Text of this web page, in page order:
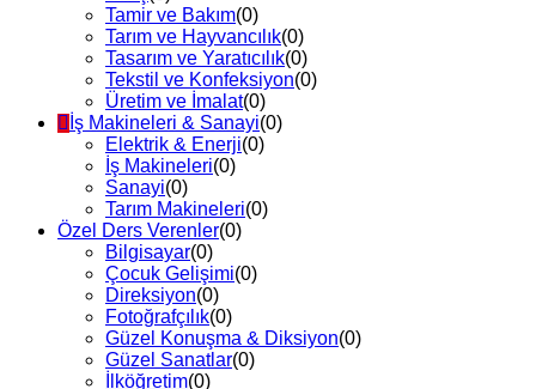
Tamir ve Bakım(0)
Tarım ve Hayvancılık(0)
Tasarım ve Yaratıcılık(0)
Tekstil ve Konfeksiyon(0)
Üretim ve İmalat(0)
İş Makineleri & Sanayi(0)
Elektrik & Enerji(0)
İş Makineleri(0)
Sanayi(0)
Tarım Makineleri(0)
Özel Ders Verenler(0)
Bilgisayar(0)
Çocuk Gelişimi(0)
Direksiyon(0)
Fotoğrafçılık(0)
Güzel Konuşma & Diksiyon(0)
Güzel Sanatlar(0)
İlköğretim(0)